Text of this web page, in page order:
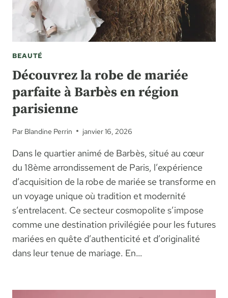
BEAUTÉ
Découvrez la robe de mariée
parfaite à Barbès en région
parisienne
Par Blandine Perrin janvier 16, 2026
Dans le quartier animé de Barbès, situé au cœur
du 18ème arrondissement de Paris, l’expérience
d’acquisition de la robe de mariée se transforme en
un voyage unique où tradition et modernité
s’entrelacent. Ce secteur cosmopolite s’impose
comme une destination privilégiée pour les futures
mariées en quête d’authenticité et d’originalité
dans leur tenue de mariage. En…